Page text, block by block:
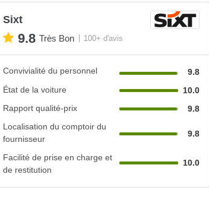
Sixt
9.8 Très Bon 100+ d'avis
Convivialité du personnel
9.8
État de la voiture
10.0
Rapport qualité-prix
9.8
Localisation du comptoir du
fournisseur
9.8
Facilité de prise en charge et
de restitution
10.0